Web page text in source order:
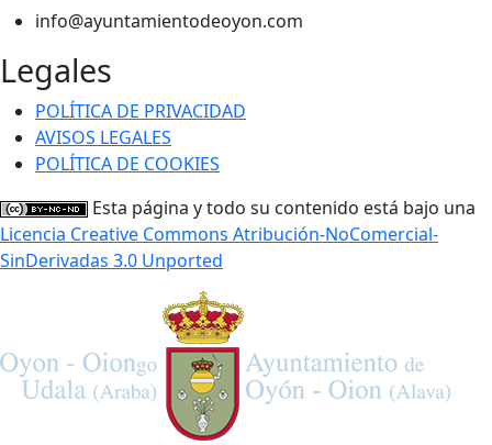
info@ayuntamientodeoyon.com
Legales
POLÍTICA DE PRIVACIDAD
AVISOS LEGALES
POLÍTICA DE COOKIES
Esta página y todo su contenido está bajo una
Licencia Creative Commons Atribución-NoComercial-
SinDerivadas 3.0 Unported